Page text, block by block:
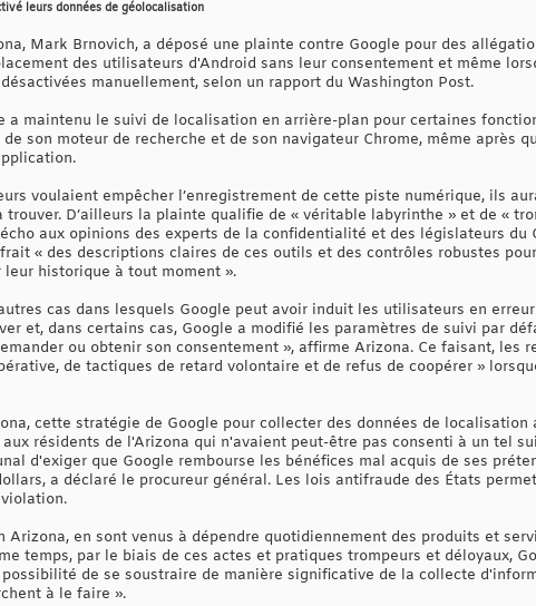
leurs données de géolocalisation
Mark Brnovich, a déposé une plainte contre Google pour des
des utilisateurs d'Android sans leur consentement et même
manuellement, selon un rapport du Washington Post.
a maintenu le suivi de localisation en arrière-plan pour certaines
son moteur de recherche et de son navigateur Chrome, même après
voulaient empêcher l’enregistrement de cette piste numérique, ils
D’ailleurs la plainte qualifie de « véritable labyrinthe » et de «
aux opinions des experts de la confidentialité et des législateurs du
« des descriptions claires de ces outils et des contrôles robustes
historique à tout moment ».
cas dans lesquels Google peut avoir induit les utilisateurs en
et, dans certains cas, Google a modifié les paramètres de suivi par
ou obtenir son consentement », affirme Arizona. Ce faisant, les
de tactiques de retard volontaire et de refus de coopérer »
cette stratégie de Google pour collecter des données de localisation
résidents de l'Arizona qui n'avaient peut-être pas consenti à un tel
d'exiger que Google rembourse les bénéfices mal acquis de ses
a déclaré le procureur général. Les lois antifraude des États
Arizona, en sont venus à dépendre quotidiennement des produits et
temps, par le biais de ces actes et pratiques trompeurs et déloyaux,
de se soustraire de manière significative de la collecte
à le faire ».